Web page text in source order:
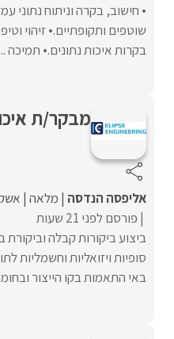
• חישוב, בקרה וניתוח נתוני
שוטפים ותקופתיים.• זיהוי
בקרות איכות נתונים.• תמיכה ...
מבקר/ת
אליפסה הנדסה מלאה
פורסם לפני 21 שעות
ביצוע ביקורות קבלה וביקורת
סופיות ויזואליות וחשמליות
באי התאמות בקו הייצור